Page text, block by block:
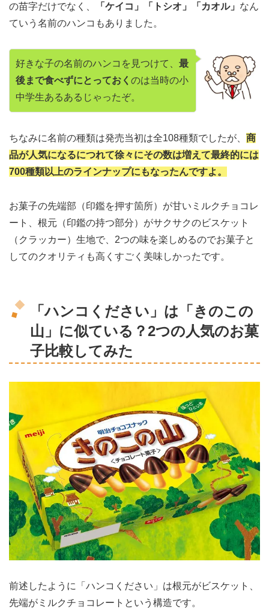
の苗字だけでなく、
「ケイコ」「トシオ」「カオル」 なん
ていう名前のハンコもありました。
好きな子の名前のハンコを見つけて、 最
後まで食べずにとっておく のは当時の小
中学生あるあるじゃったぞ。
ちなみに名前の種類は発売当初は全108種類でしたが、 商
品が人気になるにつれて徐々にその数は増えて最終的には
700種類以上のラインナップにもなったんですよ。
お菓子の先端部（印鑑を押す箇所）が甘いミルクチョコレ
ート、根元（印鑑の持つ部分）がサクサクのビスケット
（クラッカー）生地で、2つの味を楽しめるのでお菓子と
してのクオリティも高くすごく美味しかったです。
「ハンコください」は「きのこの
山」に似ている？2つの人気のお菓
子比較してみた
前述したように「ハンコください」は根元がビスケット、
先端がミルクチョコレートという構造です。